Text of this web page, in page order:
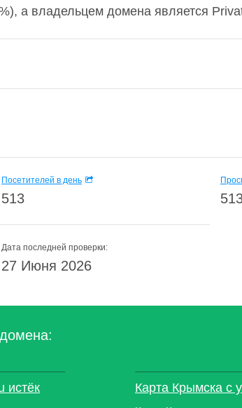
а владельцем домена является
Посетителей в день
513
Дата последней проверки:
27 Июня 2026
истёк Карта Крымска с